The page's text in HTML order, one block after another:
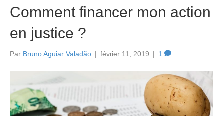
Comment financer mon action
en justice ?
Par Bruno Aguiar Valadão | février 11, 2019 | 1